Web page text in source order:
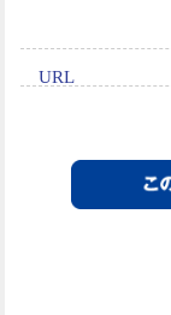
URL